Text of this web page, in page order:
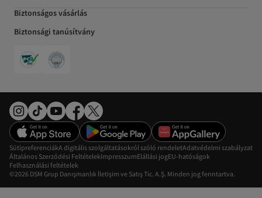
Biztonságos vásárlás
Biztonsági tanúsítvány
©2026 DSM Grup Danışmanlık İletişim ve Satış Tic. A.Ş. Minden jog fenntartva.
SütipreferenciákA digitális szolgáltatásokról szóló rendeletAdatvédelmi szabályzat
Általános Szerződési FeltételekImpresszumElállási jogEU-hatóságok
Felhasználási feltételek